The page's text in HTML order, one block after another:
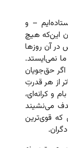
– و
این‌که هیچ
آن روزها
نمی‌ایستد.
حق‌جویان
از هر قدرتِ
و کرانه‌ای،
می‌نشیند
که قوی‌ترین